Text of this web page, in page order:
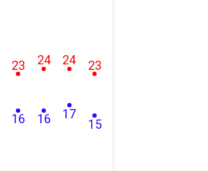
16
23
16
24
17
24
15
23